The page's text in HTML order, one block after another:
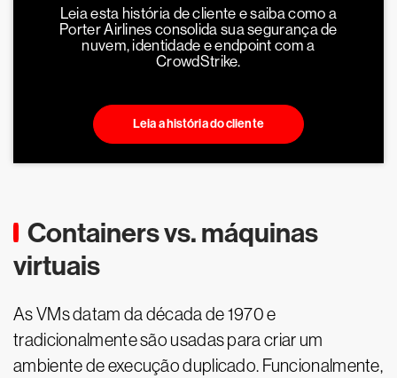
Leia esta história de cliente e saiba como a
Porter Airlines consolida sua segurança de
nuvem, identidade e endpoint com a
CrowdStrike.
Leia a história do cliente
Containers vs. máquinas
virtuais
As VMs datam da década de 1970 e
tradicionalmente são usadas para criar um
ambiente de execução duplicado. Funcionalmente,